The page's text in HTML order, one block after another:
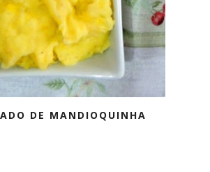
DE MANDIOQUINHA